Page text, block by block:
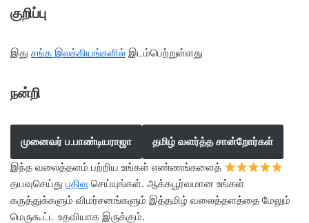
குறிப்பு
இது சங்க இலக்கியங்களில் இடம்பெற்றுள்ளது
நன்றி
முனைவர் ப.பாண்டியராஜா தமிழ் வளர்த்த சான்றோர்கள்
இந்த வலைத்தளம் பற்றிய உங்கள் எண்ணங்களைத்
தயவுசெய்து பதிவு செய்யுங்கள். ஆக்கபூர்வமான உங்கள்
கருத்துக்களும் விமர்சனங்களும் இத்தமிழ் வலைத்தளத்தை மேலும்
மெருகூட்ட உதவியாக இருக்கும்.